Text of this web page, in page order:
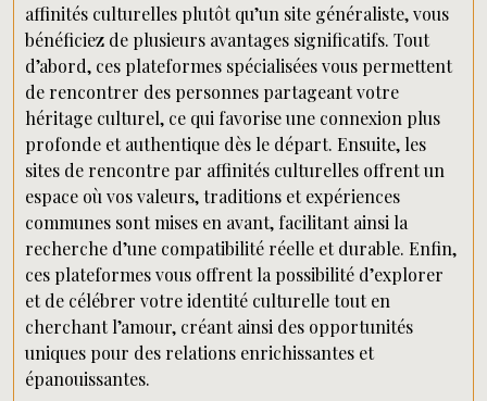
affinités culturelles plutôt qu’un site généraliste, vous
bénéficiez de plusieurs avantages significatifs. Tout
d’abord, ces plateformes spécialisées vous permettent
de rencontrer des personnes partageant votre
héritage culturel, ce qui favorise une connexion plus
profonde et authentique dès le départ. Ensuite, les
sites de rencontre par affinités culturelles offrent un
espace où vos valeurs, traditions et expériences
communes sont mises en avant, facilitant ainsi la
recherche d’une compatibilité réelle et durable. Enfin,
ces plateformes vous offrent la possibilité d’explorer
et de célébrer votre identité culturelle tout en
cherchant l’amour, créant ainsi des opportunités
uniques pour des relations enrichissantes et
épanouissantes.